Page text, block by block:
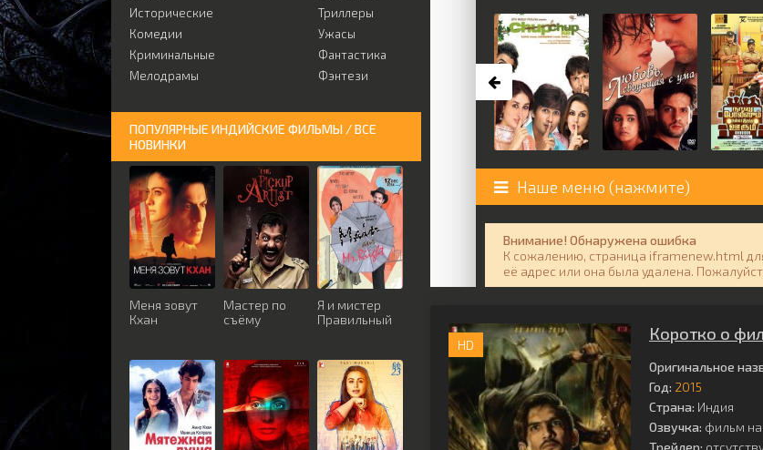
HD
Коротко о
Оригинальное
Год: 2015
Страна: Индия
Озвучка: фильм на
Трейлер:
Исторические
Комедии
Криминальные
Мелодрамы
Триллеры
Ужасы
Фантастика
Фэнтези
ПОПУЛЯРНЫЕ ИНДИЙСКИЕ ФИЛЬМЫ / ВСЕ
НОВИНКИ
Меня зовут
Кхан
Мастер по
съёму
Я и мистер
Правильный